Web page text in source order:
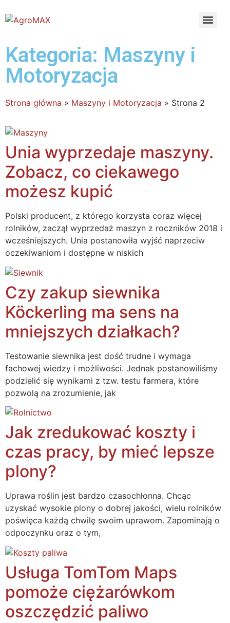
Kategoria: Maszyny i
Motoryzacja
Strona główna » Maszyny i Motoryzacja » Strona 2
Unia wyprzedaje maszyny.
Zobacz, co ciekawego
możesz kupić
Polski producent, z którego korzysta coraz więcej
rolników, zaczął wyprzedaż maszyn z roczników 2018 i
wcześniejszych. Unia postanowiła wyjść naprzeciw
oczekiwaniom i dostępne w niskich
Czy zakup siewnika
Köckerling ma sens na
mniejszych działkach?
Testowanie siewnika jest dość trudne i wymaga
fachowej wiedzy i możliwości. Jednak postanowiliśmy
podzielić się wynikami z tzw. testu farmera, które
pozwolą na zrozumienie, jak
Jak zredukować koszty i
czas pracy, by mieć lepsze
plony?
Uprawa roślin jest bardzo czasochłonna. Chcąc
uzyskać wysokie plony o dobrej jakości, wielu rolników
poświęca każdą chwilę swoim uprawom. Zapominają o
odpoczynku oraz o tym,
Usługa TomTom Maps
pomoże ciężarówkom
oszczędzić paliwo